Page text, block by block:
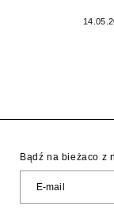
Bądź na bieżaco z